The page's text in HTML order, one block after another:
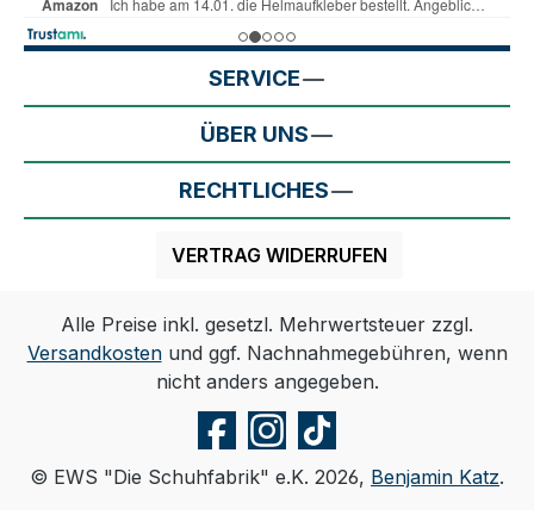
SERVICE
ÜBER UNS
RECHTLICHES
VERTRAG WIDERRUFEN
Alle Preise inkl. gesetzl. Mehrwertsteuer zzgl.
Versandkostenund ggf. Nachnahmegebühren, wenn
nicht anders angegeben.
© EWS "Die Schuhfabrik" e.K. 2026, Benjamin Katz.